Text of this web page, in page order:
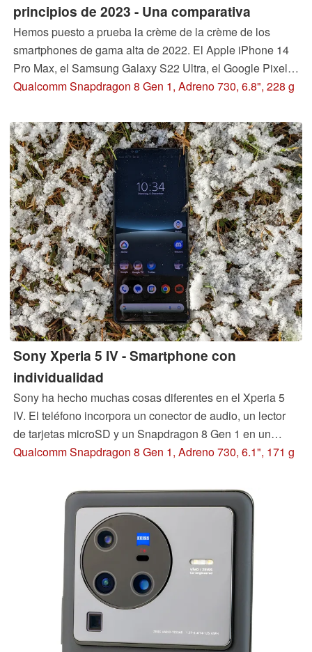
principios de 2023 - Una comparativa
Hemos puesto a prueba la crème de la crème de los
smartphones de gama alta de 2022. El Apple iPhone 14
Pro Max, el Samsung Galaxy S22 Ultra, el Google Pixel 7
Pro o el Vivo X80 Pro: descubre qué teléfono sale
análisis.
Qualcomm Snapdragon 8 Gen 1, Adreno 730, 6.8", 228 g
Sony Xperia 5 IV - Smartphone con
individualidad
Sony ha hecho muchas cosas diferentes en el Xperia 5
IV. El teléfono incorpora un conector de audio, un lector
de tarjetas microSD y un Snapdragon 8 Gen 1 en un
cuerpo compacto. ¿Ha conseguido la empresa japonesa
Qualcomm Snapdragon 8 Gen 1, Adreno 730, 6.1", 171 g